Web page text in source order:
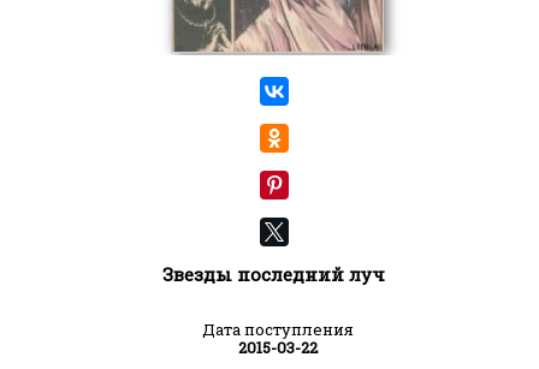
Звезды последний луч
Дата поступления
2015-03-22